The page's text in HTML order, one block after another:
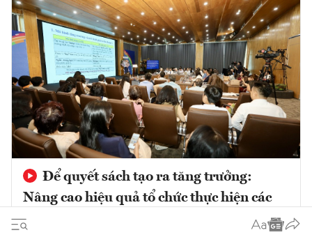
Để quyết sách tạo ra tăng trưởng:
Nâng cao hiệu quả tổ chức thực hiện các
chủ trương phát triển trong giai đoạn mới